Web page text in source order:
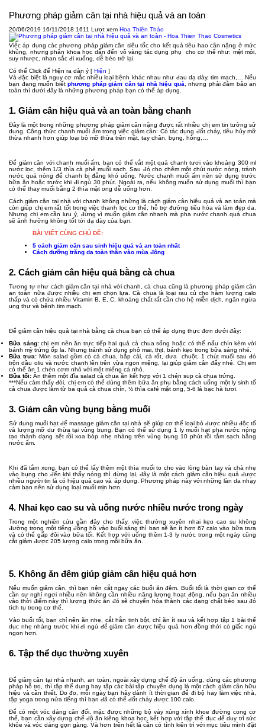
Phương pháp giảm cân tại nhà hiệu quả và an toàn
20/06/2019 16/11/2018 1611 Lượt xem Hoa Thiên Thảo
Việc áp dụng các phương pháp giảm cân siêu tốc cho kết quả tiêu hao cân nặng ở mức
khủng, nhưng phản khoa học dẫn đến vô vàng tác dụng phụ cho cơ thể như: mệt mỏi,
suy nhược, nhan sắc đi xuống, dễ béo trở lại.
Có thể Click để Hiện ra dàn ý [ Hiện ]
Và đặc biệt là nguy cơ mắc nhiều loại bệnh khác nhau như đau dạ dày, tim mạch,… Nếu
bạn đang muốn biết phương pháp giảm cân tại nhà hiệu quả , nhưng phải đảm bảo an
toàn thì dưới đây là những phương pháp bạn có thể áp dụng.
1. Giảm cân hiệu quả và an toàn bằng chanh
Đây là một trong những phương pháp giảm cân nặng được rất nhiều chị em tin tưởng sử
dụng. Công thức chanh muối ấm trong việc giảm cân: Có tác dụng đốt cháy, tiêu hủy mỡ
thừa nhanh hơn giúp loại bỏ mỡ thừa trên mặt, tay chân, bụng, hông,…
Để giảm cân với chanh muối ấm, bạn có thể vắt một quả chanh tươi vào khoảng 300 ml
nước lọc, thêm 1/3 thìa cà phê muối sạch. Sau đó cho chêm một chút nước nóng, tránh
nước quá nóng để chanh bị đắng khó uống. Nước chanh muối ấm nên sử dụng trước
bữa ăn hoặc trước khi đi ngủ 30 phút. Ngoài ra, nếu không muốn sử dụng muối thì bạn
có thể thay muối bằng 2 thìa mật ong dễ uống hơn.
Cách giảm cân tại nhà với chanh không những là cách giảm cân hiệu quả và an toàn mà
còn giúp chị em rất tốt trong việc thanh lọc cơ thể, hỗ trợ đường tiêu hóa và làm đẹp da.
Nhưng chị em cần lưu ý, đừng vì muốn giảm cân nhanh mà pha nước chanh quá chua
sẽ ảnh hưởng không tốt tới dạ dày của bạn.
BÀI VIẾT CÙNG CHỦ ĐỀ:
5 cách giảm cân sau sinh hiệu quả và an toàn nhất
Cách dưỡng trắng da toàn thân vào mùa đông
2. Cách giảm cân hiệu quả bằng cà chua
Tương tự như cách giảm cân tại nhà với chanh, cà chua cũng là phương pháp giảm cân
an toàn nữa được nhiều chị em chọn lựa. Cà chua là loại rau củ cho hàm lượng calo
thấp và có chứa nhiều Vitamin B, E, C, khoáng chất rất cần cho hệ miễn dịch, ngăn ngừa
ung thư và bệnh tim mạch.
Để giảm cân hiệu quả tại nhà bằng cà chua bạn có thể áp dụng thực đơn dưới đây:
Bữa sáng:chị em nên ăn trực tiếp hai quả cà chua sống hoặc có thể nấu chín kèm với
bánh mỳ trứng ốp la. Nhưng tránh sử dụng phô mai, thịt, bánh kẹo trong bữa sáng nhé.
Bữa trưa: Món salad gồm có cà chua, bắp cải, cà rốt, dưa chuột, 1 chút muối sau đó
trộn dầu oliu và nước chanh lên trên vừa ngon miệng, lại giúp giảm cân đấy nhé. Chị em
có thể ăn 1 chén cơm nhỏ với một miếng cá nhỏ.
Bữa tối: Ăn thêm một đĩa salad cà chua ăn kết hợp với 1 chén sup cà chua trứng.
***Nếu cảm thấy đói, chị em có thể dùng thêm bữa ăn phụ bằng cách uống một ly sinh tố
cà chua được làm từ ba quả cà chua chín, ½ thìa café mật ong, 5-6 lá bạc hà tươi.
3. Giảm cân vùng bụng bằng muối
Sử dụng muối hạt để massage giảm cân tại nhà sẽ giúp cơ thể loại bỏ được nhiều độc tố
và lượng mỡ dư thừa tại vùng bụng. Bạn có thể sử dụng 1 ly muối hạt pha nước nóng
tạo thành dạng sệt rồi xoa bóp nhẹ nhàng trên vùng bụng 10 phút rồi tắm sạch bằng
nước ấm.
Khi đã tắm xong, bạn có thể lấy thêm một thìa muối to cho vào lòng bàn tay và chà nhẹ
vào bụng cho đến khi thấy nóng thì dừng lại, đây là một cách giảm cân hiệu quả được
nhiều người tin là có hiệu quả cao và áp dụng. Phương pháp này với những làn da nhạy
cảm bạn nên sử dụng loại muối mịn hơn.
4. Nhai kẹo cao su và uống nước nhiều nước trong ngày
Trong một nghiên cứu gần đây cho thấy, việc thường xuyên nhai kẹo cao su không
đường trong một tiếng đồng hồ vào buổi sáng thì bạn sẽ ăn ít hơn 67 calo vào bữa trưa
và có thể gấp đôi vào bữa tối. Kết hợp với uống thêm 1-3 ly nước trong một ngày cũng
cắt giảm được 205 lượng calo trong mỗi bữa ăn.
5. Không ăn đêm giúp giảm cân hiệu quả hơn
Nếu muốn giảm cân, thì bạn nên cắt ngay các buổi ăn đêm. Buổi tối là thời gian cơ thể
cần sự nghỉ ngơi nhiều nên không cần nhiều năng lượng hoạt động, nếu bạn ăn nhiều
vào thời điểm này thì lượng thức ăn đó sẽ chuyển hóa thành các dạng chất béo sau đó
tích tụ trong cơ thể.
Vào buổi tối, bạn chỉ nên ăn nhẹ, cắt hẳn tinh bột, chỉ ăn ít rau và kết hợp tập 1 bài thể
dục nhẹ nhàng trước khi đi ngủ để giảm cân được hiệu quả hơn đồng thời có giấc ngủ
ngon hơn.
6. Tập thể dục thường xuyên
Để giảm cân tại nhà nhanh, an toàn, ngoài xây dựng chế độ ăn uống, dùng các phương
pháp hỗ trọ, thì tập thể dụng hay tập các bài tập chuyên dụng là một cách giảm cân hữu
hiệu và cần thiết. Do đo, mỗi ngày bạn hãy dành ít thời gian để đi bộ hay làm việc nhà,
tập yoga trong nửa tiếng thì bạn đã có thể đốt cháy được 100 calo.
Để có một vóc dáng cân đối, mặc được những bộ váy xúng xính khoe đường cong cơ
thể, bạn cần xây dựng chế độ ăn kiêng khoa học, kết hợp với tập thể dục để duy trì sức
khỏe và vóc dáng gọn gàng. Và hơn trên hết là cần có tính kiên trì với mục tiêu mình đặt